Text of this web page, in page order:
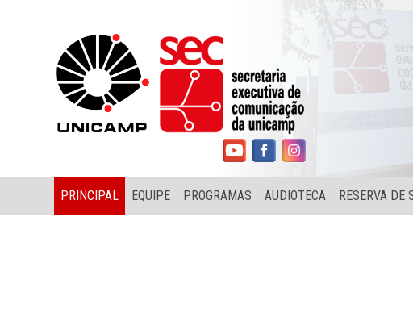
PRINCIPAL EQUIPE PROGRAMAS AUDIOTECA RESERVA DE